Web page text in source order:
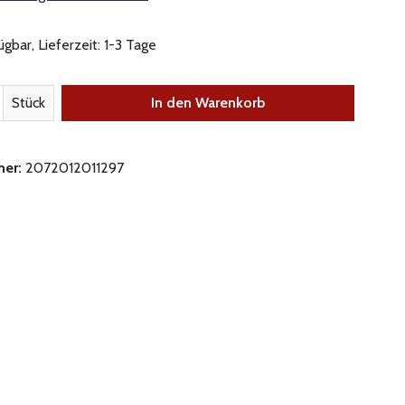
Lieferzeit: 1-3 Tage
Gib den gewünschten Wert ein oder
Stück In den Warenkorb
2072012011297